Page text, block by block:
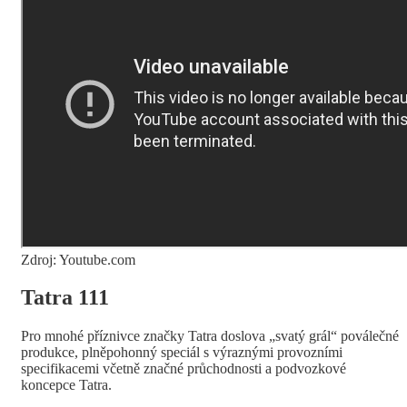
Zdroj: Youtube.com
Tatra 111
Pro mnohé příznivce značky Tatra doslova „svatý grál“ poválečné
produkce, plněpohonný speciál s výraznými provozními
specifikacemi včetně značné průchodnosti a podvozkové
koncepce Tatra.